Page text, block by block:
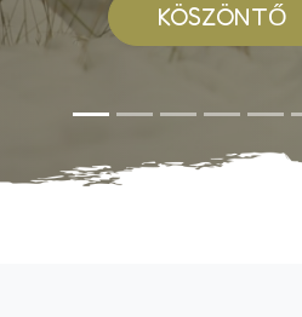
KÖSZÖNTŐ